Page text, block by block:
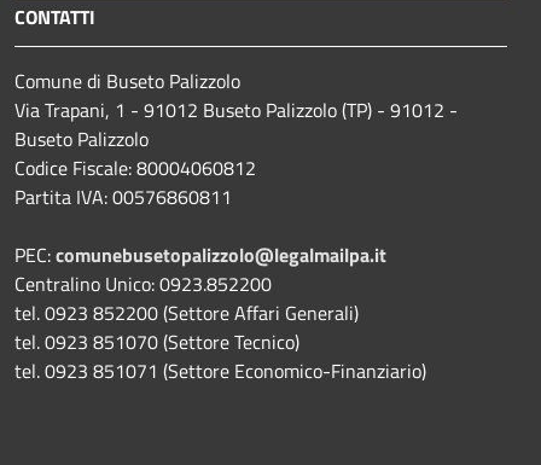
CONTATTI
Comune di Buseto Palizzolo
Via Trapani, 1 - 91012 Buseto Palizzolo (TP) - 91012 -
Buseto Palizzolo
Codice Fiscale: 80004060812
Partita IVA: 00576860811
PEC:comunebusetopalizzolo@legalmailpa.it
Centralino Unico: 0923.852200
tel. 0923 852200 (Settore Affari Generali)
tel. 0923 851070 (Settore Tecnico)
tel. 0923 851071 (Settore Economico-Finanziario)